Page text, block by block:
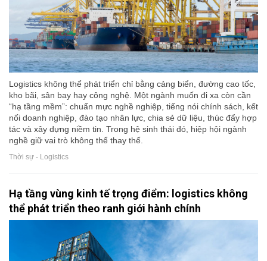
Logistics không thể phát triển chỉ bằng cảng biển, đường cao tốc,
kho bãi, sân bay hay công nghệ. Một ngành muốn đi xa còn cần
“hạ tầng mềm”: chuẩn mực nghề nghiệp, tiếng nói chính sách, kết
nối doanh nghiệp, đào tạo nhân lực, chia sẻ dữ liệu, thúc đẩy hợp
tác và xây dựng niềm tin. Trong hệ sinh thái đó, hiệp hội ngành
nghề giữ vai trò không thể thay thế.
Thời sự - Logistics
Hạ tầng vùng kinh tế trọng điểm: logistics không
thể phát triển theo ranh giới hành chính